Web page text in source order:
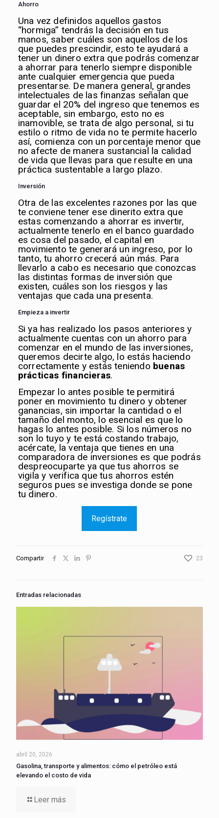
Ahorro
Una vez definidos aquellos gastos
“hormiga” tendrás la decisión en tus
manos, saber cuáles son aquellos de los
que puedes prescindir, esto te ayudará a
tener un dinero extra que podrás comenzar
a ahorrar para tenerlo siempre disponible
ante cualquier emergencia que pueda
presentarse. De manera general, grandes
intelectuales de las finanzas señalan que
guardar el 20% del ingreso que tenemos es
aceptable, sin embargo, esto no es
inamovible, se trata de algo personal, si tu
estilo o ritmo de vida no te permite hacerlo
así, comienza con un porcentaje menor que
no afecte de manera sustancial la calidad
de vida que llevas para que resulte en una
práctica sustentable a largo plazo.
Inversión
Otra de las excelentes razones por las que
te conviene tener ese dinerito extra que
estas comenzando a ahorrar es invertir,
actualmente tenerlo en el banco guardado
es cosa del pasado, el capital en
movimiento te generará un ingreso, por lo
tanto, tu ahorro crecerá aún más. Para
llevarlo a cabo es necesario que conozcas
las distintas formas de inversión que
existen, cuáles son los riesgos y las
ventajas que cada una presenta.
Empieza a invertir
Si ya has realizado los pasos anteriores y
actualmente cuentas con un ahorro para
comenzar en el mundo de las inversiones,
queremos decirte algo, lo estás haciendo
correctamente y estás teniendo buenas
prácticas financieras.
Empezar lo antes posible te permitirá
poner en movimiento tu dinero y obtener
ganancias, sin importar la cantidad o el
tamaño del monto, lo esencial es que lo
hagas lo antes posible. Si los números no
son lo tuyo y te está costando trabajo,
acércate, la ventaja que tienes en una
comparadora de inversiones es que podrás
despreocuparte ya que tus ahorros se
vigila y verifica que tus ahorros estén
seguros pues se investiga donde se pone
tu dinero.
Regístrate
Compartir 23
Entradas relacionadas
abril 20, 2026
Gasolina, transporte y alimentos: cómo el petróleo está
elevando el costo de vida
Leer más